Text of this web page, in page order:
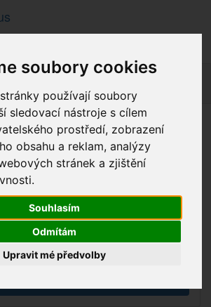
soubory cookies
používají soubory
sledovací nástroje s cílem
prostředí, zobrazení
obsahu a reklam, analýzy
stránek a zjištění
Souhlasím
Odmítám
Upravit mé předvolby
tuto chvíli je Náš internetový obchod v
on-line nyní nelze vyřídit.